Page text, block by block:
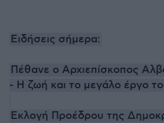
Ειδήσεις σήμερα:
Πέθανε ο Αρχιεπίσκοπος
- Η ζωή και το μεγάλο έργο
Εκλογή Προέδρου της